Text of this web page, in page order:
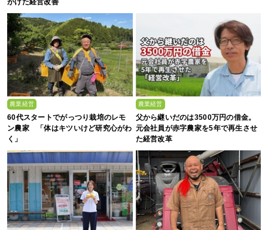
農業経営
60代スタートでがっつり栽培のレモ
ン農家 「体はキツいけど研究心がわ
く」
農業経営
父から継いだのは3500万円の借金。
元会社員が赤字農家を5年で再生させ
た経営改革